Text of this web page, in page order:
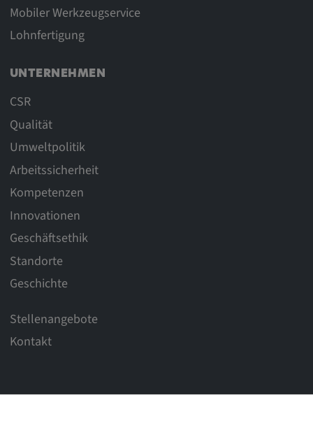
Mobiler Werkzeugservice
Lohnfertigung
UNTERNEHMEN
CSR
Qualität
Umweltpolitik
Arbeitssicherheit
Kompetenzen
Innovationen
Geschäftsethik
Standorte
Geschichte
Stellenangebote
Kontakt